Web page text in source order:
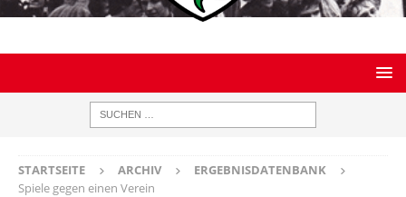
STARTSEITE ARCHIV
ERGEBNISDATENBANK
Spiele gegen einen Verein